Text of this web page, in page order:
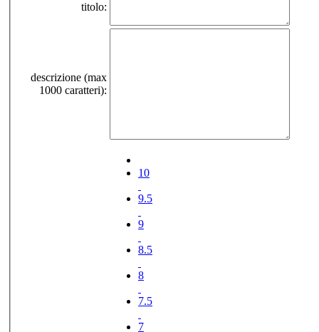
titolo:
descrizione (max
1000 caratteri):
10
9.5
9
8.5
8
7.5
7